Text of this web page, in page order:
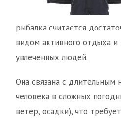
рыбалка считается
видом активного отдыха
увлеченных людей.
Она связана с длительным
человека в сложных
ветер, осадки), что